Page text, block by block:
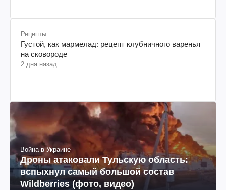
Рецепты
Густой, как мармелад: рецепт клубничного варенья
на сковороде
2 дня назад
Война в Украине
Дроны атаковали Тульскую область:
вспыхнул самый большой состав
Wildberries (фото, видео)